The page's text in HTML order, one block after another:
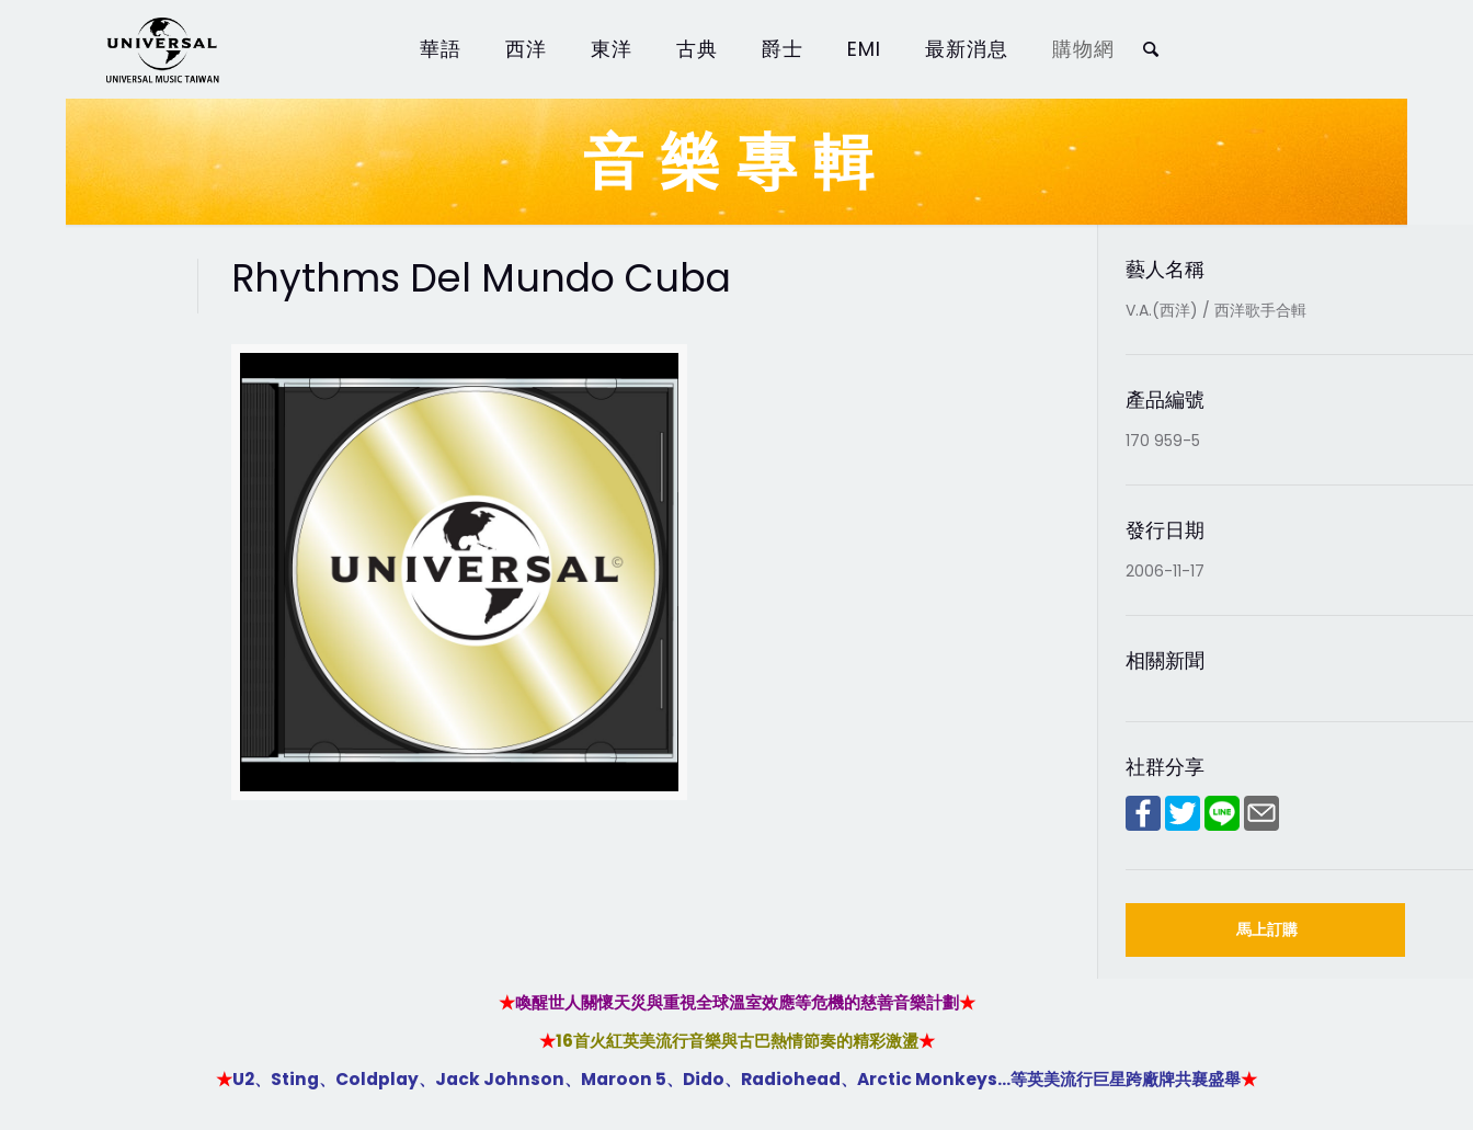
華語 西洋 東洋 古典 爵士 EMI 最新消息 購物網
音樂專輯
Rhythms Del Mundo Cuba 藝人名稱
V.A.(西洋) / 西洋歌手合輯
產品編號
170 959-5
發行日期
2006-11-17
相關新聞
社群分享
馬上訂購
★喚醒世人關懷天災與重視全球溫室效應等危機的慈善音樂計劃★
★16首火紅英美流行音樂與古巴熱情節奏的精彩激盪★
★U2、 Sting、 Coldplay、 Jack Johnson、 Maroon 5、 Dido、 Radiohead、 Arctic Monkeys…等英美流行巨星跨廠牌共襄盛舉★